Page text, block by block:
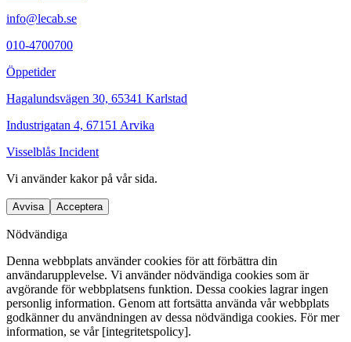
info@lecab.se
010-4700700
Öppetider
Hagalundsvägen 30, 65341 Karlstad
Industrigatan 4, 67151 Arvika
Visselblås Incident
Vi använderkakorpå vår sida.
Avvisa Acceptera
Nödvändiga
Denna webbplats använder cookies för att förbättra din
användarupplevelse. Vi använder nödvändiga cookies som är
avgörande för webbplatsens funktion. Dessa cookies lagrar ingen
personlig information. Genom att fortsätta använda vår webbplats
godkänner du användningen av dessa nödvändiga cookies. För mer
information, se vår [integritetspolicy].